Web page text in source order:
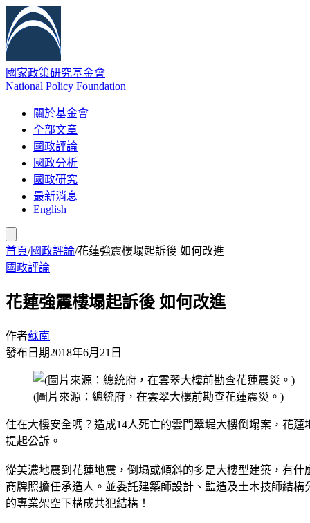
國家政策研究基金會
National Policy Foundation
關於基金會
全部文章
國政評論
國政分析
國政研究
最新消息
English
首頁/國政評論/花蓮強震樓塌起訴後 如何改進
國政評論
花蓮強震樓塌起訴後 如何改進
作者蘇南
發布日期2018年6月21日
(圖片來源：總統府，在雲翠大樓前勘查花蓮震災。)
住在大樓安全嗎？造成14人死亡的雲門翠堤大樓倒塌案，花
提起公訴。
從美濃地震到花蓮地震，倒塌或傾斜的多是大樓型建築，有
商牌照擔任承造人。並委託建築師設計、監造及土木技師結
的專業架空下構成共犯結構！